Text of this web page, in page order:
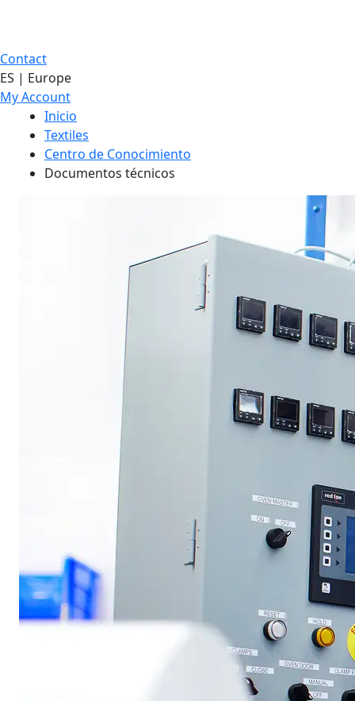
Contact
ES | Europe
My Account
Inicio
Textiles
Centro de Conocimiento
Documentos técnicos